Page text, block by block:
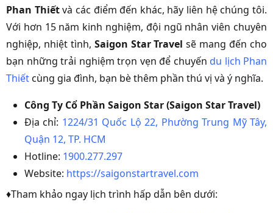
Phan Thiếtvà các điểm đến khác, hãy liên hệ chúng tôi.
Với hơn 15 năm kinh nghiệm, đội ngũ nhân viên chuyên
nghiệp, nhiệt tình, Saigon Star Travel sẽ mang đến cho
bạn những trải nghiệm trọn vẹn để chuyến du lịch Phan
Thiếtcùng gia đình, bạn bè thêm phần thú vị và ý nghĩa.
Công Ty Cổ Phần Saigon Star (Saigon Star Travel)
Địa chỉ: 1224/31 Quốc Lộ 22, Phường Trung Mỹ Tây,
Quận 12, TP. HCM
Hotline: 1900.277.297
Website: https://saigonstartravel.com
♦Tham khảo ngay lịch trình hấp dẫn bên dưới: